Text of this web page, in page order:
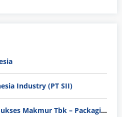
Industry (PT SII)
PT Indofood CBP Sukses Makmur Tbk – Packaging Division